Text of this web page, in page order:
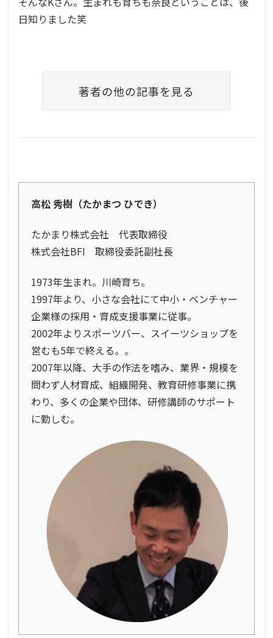
日知りました笑
著者の他の記事を見る
高松 秀樹（たかまつ ひでき）
たかまり株式会社 代表取締役
株式会社BFI 取締役委託副社長
1973年生まれ。川崎育ち。
1997年より、小さな会社にて中小・ベンチャー
企業様の採用・育成支援事業に従事。
2002年よりスポーツバー、スイーツショップを
営むも5年で終える。。
2007年以降、大手の作法を嗜み、業界・規模を
問わず人材育成、組織開発、教育研修事業に携
わり、多くの企業や団体、研修講師のサポート
に勤しむ。